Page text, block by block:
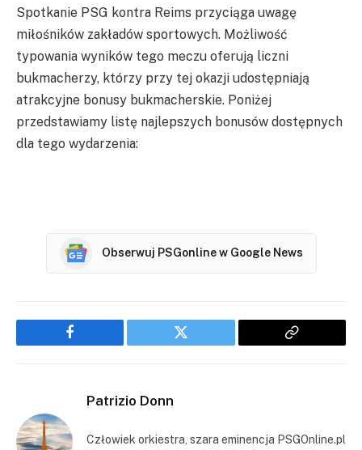
Spotkanie PSG kontra Reims przyciąga uwagę
miłośników zakładów sportowych. Możliwość
typowania wyników tego meczu oferują liczni
bukmacherzy, którzy przy tej okazji udostępniają
atrakcyjne bonusy bukmacherskie. Poniżej
przedstawiamy listę najlepszych bonusów dostępnych
dla tego wydarzenia:
Obserwuj PSGonline w Google News
Facebook Twitter
Copy
Patrizio Donn
Człowiek orkiestra, szara eminencja PSGOnline.pl